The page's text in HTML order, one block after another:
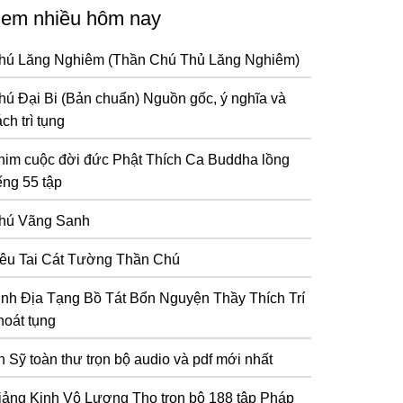
nhiều hôm nay
Lăng Nghiêm (Thần Chú Thủ Lăng Nghiêm)
Đại Bi (Bản chuẩn) Nguồn gốc, ý nghĩa và
trì tụng
cuộc đời đức Phật Thích Ca Buddha lồng
55 tập
Vãng Sanh
Tai Cát Tường Thần Chú
Địa Tạng Bồ Tát Bổn Nguyện Thầy Thích Trí
tụng
Sỹ toàn thư trọn bộ audio và pdf mới nhất
Kinh Vô Lượng Thọ trọn bộ 188 tập Pháp